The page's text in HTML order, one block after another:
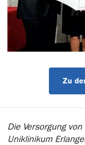
Zu
Die Versorgung
Uniklinikum